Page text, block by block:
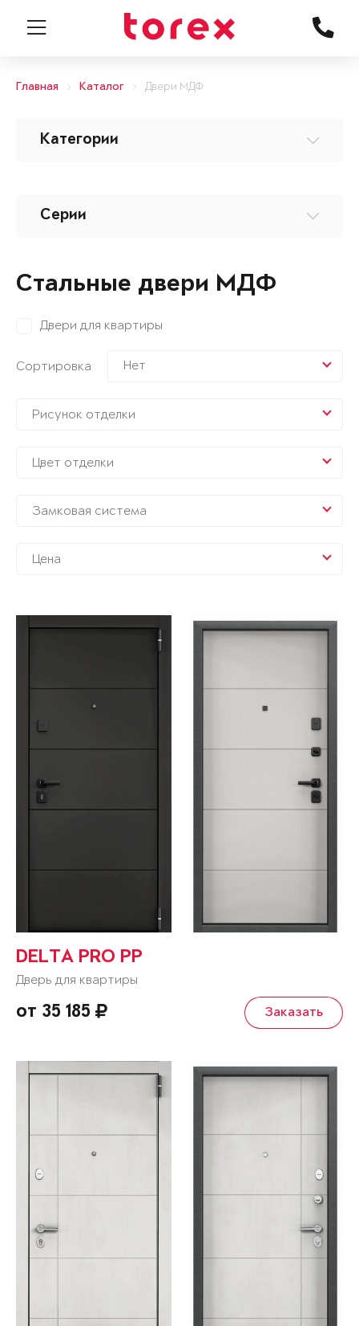
Главная Каталог Двери МДФ
Категории
Серии
Стальные двери МДФ
Двери для квартиры
Сортировка Нет
Рисунок отделки
Цвет отделки
Замковая система
Цена
DELTA PRO PP
Дверь для квартиры
от 35 185 Заказать